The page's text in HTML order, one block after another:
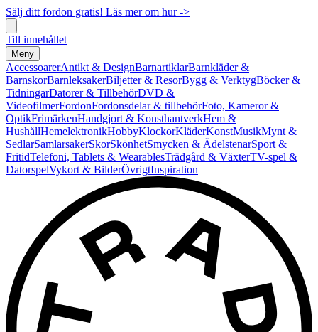
Sälj ditt fordon gratis! Läs mer om hur ->
Till innehållet
Meny
AccessoarerAntikt & DesignBarnartiklarBarnkläder &
BarnskorBarnleksakerBiljetter & ResorBygg & VerktygBöcker &
TidningarDatorer & TillbehörDVD &
VideofilmerFordonFordonsdelar & tillbehörFoto, Kameror &
OptikFrimärkenHandgjort & KonsthantverkHem &
HushållHemelektronikHobbyKlockorKläderKonstMusikMynt &
SedlarSamlarsakerSkorSkönhetSmycken & ÄdelstenarSport &
FritidTelefoni, Tablets & WearablesTrädgård & VäxterTV-spel &
DatorspelVykort & BilderÖvrigtInspiration